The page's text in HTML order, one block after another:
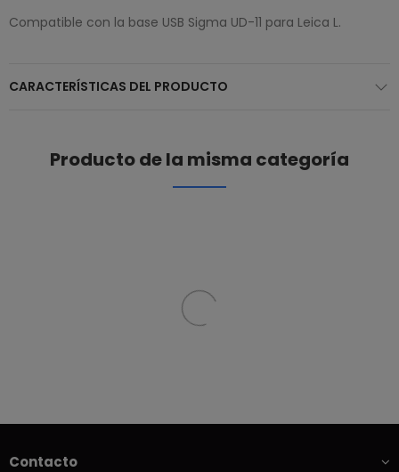
Compatible con la base USB Sigma UD-11 para Leica L.
CARACTERÍSTICAS DEL PRODUCTO
Producto de la misma categoría
Contacto